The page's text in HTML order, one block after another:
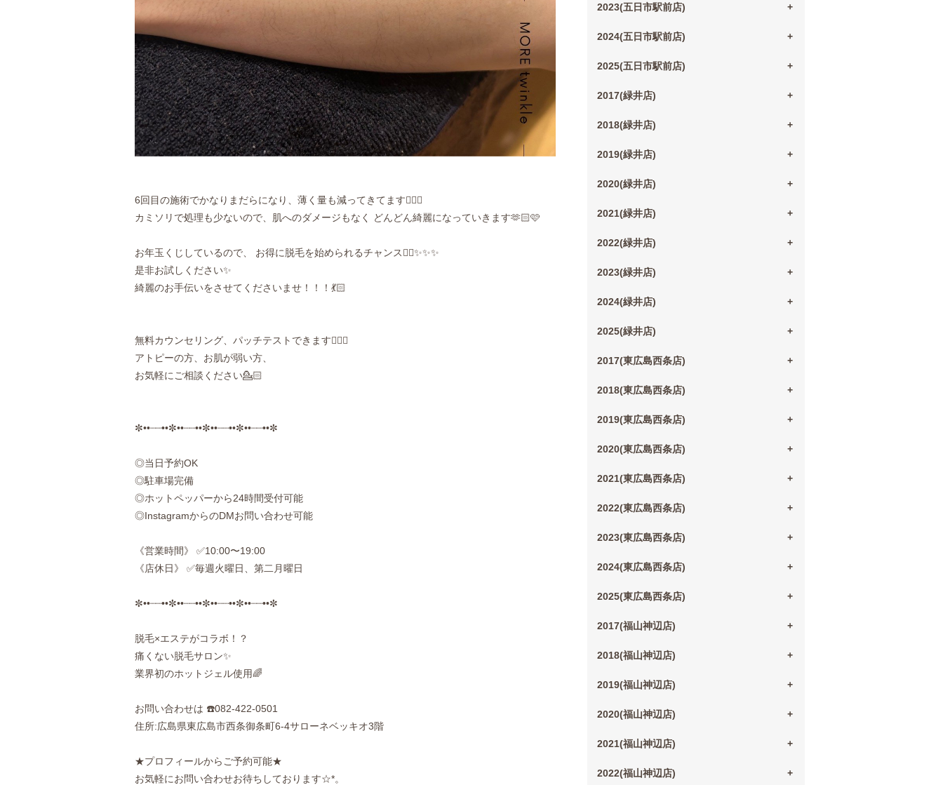
6回目の施術でかなりまだらになり、薄く量も減ってきてます🧚‍♀️✨
カミソリで処理も少ないので、肌へのダメージもなく どんどん綺麗になっていきます🫶🏻🩷
お年玉くじしているので、 お得に脱毛を始められるチャンス✊🏻✨✨✨
是非お試しください✨
綺麗のお手伝いをさせてくださいませ！！！💃🏻
無料カウンセリング、パッチテストできます🙆🏻‍♀️
アトピーの方、お肌が弱い方、
お気軽にご相談ください💁🏻
✼••┈┈••✼••┈┈••✼••┈┈••✼••┈┈••✼
◎当日予約OK
◎駐車場完備
◎ホットペッパーから24時間受付可能
◎InstagramからのDMお問い合わせ可能
《営業時間》 ✅10:00〜19:00
《店休日》 ✅毎週火曜日、第二月曜日
✼••┈┈••✼••┈┈••✼••┈┈••✼••┈┈••✼
脱毛×エステがコラボ！？
痛くない脱毛サロン✨
業界初のホットジェル使用🌈
お問い合わせは ☎️082-422-0501
住所:広島県東広島市西条御条町6-4サローネベッキオ3階
★プロフィールからご予約可能★
お気軽にお問い合わせお待ちしております☆*。
2023(五日市駅前店)
2024(五日市駅前店)
2025(五日市駅前店)
2017(緑井店)
2018(緑井店)
2019(緑井店)
2020(緑井店)
2021(緑井店)
2022(緑井店)
2023(緑井店)
2024(緑井店)
2025(緑井店)
2017(東広島西条店)
2018(東広島西条店)
2019(東広島西条店)
2020(東広島西条店)
2021(東広島西条店)
2022(東広島西条店)
2023(東広島西条店)
2024(東広島西条店)
2025(東広島西条店)
2017(福山神辺店)
2018(福山神辺店)
2019(福山神辺店)
2020(福山神辺店)
2021(福山神辺店)
2022(福山神辺店)